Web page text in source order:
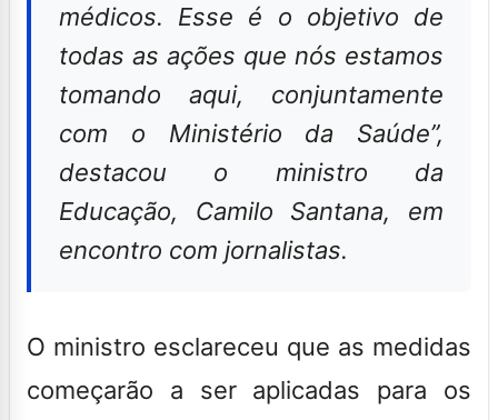
médicos. Esse é o objetivo de
todas as ações que nós estamos
tomando aqui, conjuntamente
com o Ministério da Saúde”,
destacou o ministro da
Educação, Camilo Santana, em
encontro com jornalistas.
O ministro esclareceu que as medidas
começarão a ser aplicadas para os